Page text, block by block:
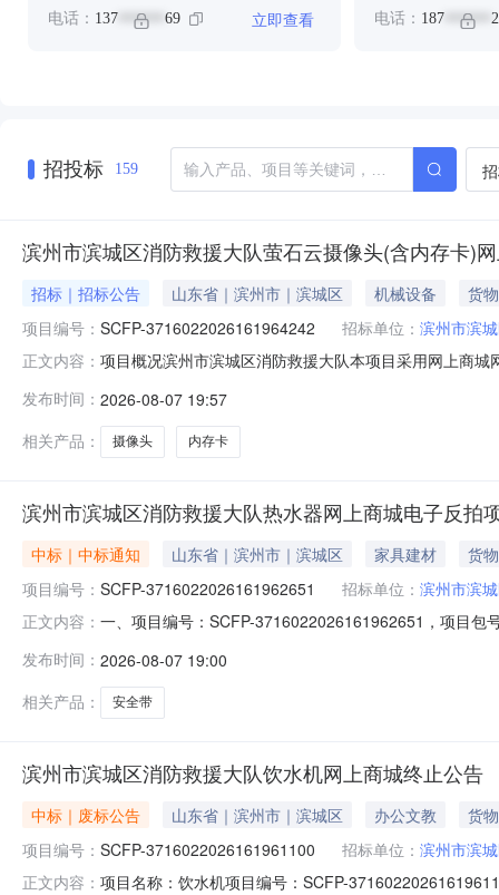
电话： 137 ****** 69 立即查看 电话： 187 ******
招投标 159
滨州市滨城区消防救援大队萤石云摄像头(含内存卡)
招标｜招标公告 山东省｜滨州市｜滨城区 机械设备
货物
项目编号： SCFP-3716022026161964242 招标单位： 滨州市滨
正文内容： 项目概况滨州市滨城区消防救援大队本项目采用网上商
制单价(元)最高限制总价(元)1万用表萤石/
发布时间： 2026-08-07 19:57
相关产品：
摄像头 内存卡
滨州市滨城区消防救援大队热水器网上商城电子反拍
中标｜中标通知 山东省｜滨州市｜滨城区 家具建材
货物
项目编号： SCFP-3716022026161962651 招标单位： 滨州市滨
正文内容： 一、项目编号：SCFP-3716022026161962651，项目包
价(元)最高限制总价(元)1安全带海尔/Haier海尔-80升电
发布时间： 2026-08-07 19:00
相关产品：
安全带
滨州市滨城区消防救援大队饮水机网上商城终止公告
中标｜废标公告 山东省｜滨州市｜滨城区 办公文教
货物
项目编号： SCFP-3716022026161961100 招标单位： 滨州市滨
正文内容： 项目名称：饮水机项目编号：SCFP-